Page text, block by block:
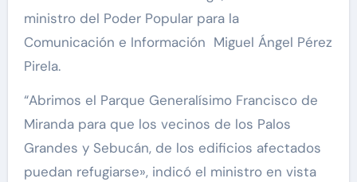
ministro del Poder Popular para la
Comunicación e Información Miguel Ángel Pérez
Pirela.
“Abrimos el Parque Generalísimo Francisco de
Miranda para que los vecinos de los Palos
Grandes y Sebucán, de los edificios afectados
puedan refugiarse», indicó el ministro en vista